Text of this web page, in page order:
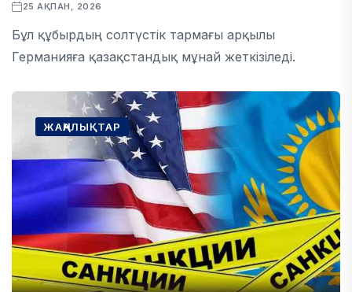
25 АҚПАН, 2026
Бұл құбырдың солтүстік тармағы арқылы
Германияға қазақстандық мұнай жеткізіледі.
ЖАҢАЛЫҚТАР